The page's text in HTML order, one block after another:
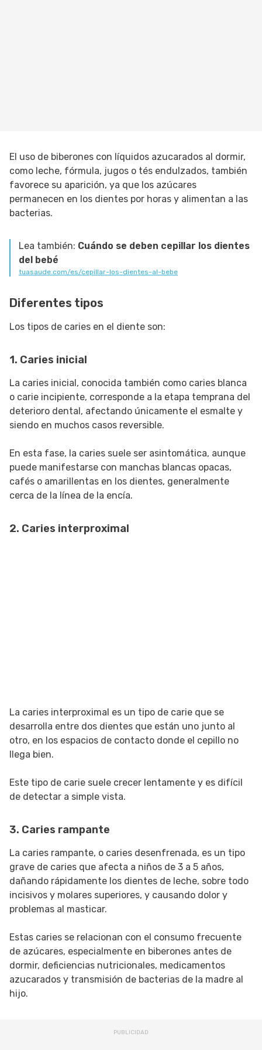
El uso de biberones con líquidos azucarados al dormir,
como leche, fórmula, jugos o tés endulzados, también
favorece su aparición, ya que los azúcares
permanecen en los dientes por horas y alimentan a las
bacterias.
Lea también: Cuándo se deben cepillar los dientes
del bebé
tuasaude.com/es/cepillar-los-dientes-al-bebe
Diferentes tipos
Los tipos de caries en el diente son:
1. Caries inicial
La caries inicial, conocida también como caries blanca
o carie incipiente, corresponde a la etapa temprana del
deterioro dental, afectando únicamente el esmalte y
siendo en muchos casos reversible.
En esta fase, la caries suele ser asintomática, aunque
puede manifestarse con manchas blancas opacas,
cafés o amarillentas en los dientes, generalmente
cerca de la línea de la encía.
2. Caries interproximal
La caries interproximal es un tipo de carie que se
desarrolla entre dos dientes que están uno junto al
otro, en los espacios de contacto donde el cepillo no
llega bien.
Este tipo de carie suele crecer lentamente y es difícil
de detectar a simple vista.
3. Caries rampante
La caries rampante, o caries desenfrenada, es un tipo
grave de caries que afecta a niños de 3 a 5 años,
dañando rápidamente los dientes de leche, sobre todo
incisivos y molares superiores, y causando dolor y
problemas al masticar.
Estas caries se relacionan con el consumo frecuente
de azúcares, especialmente en biberones antes de
dormir, deficiencias nutricionales, medicamentos
azucarados y transmisión de bacterias de la madre al
hijo.